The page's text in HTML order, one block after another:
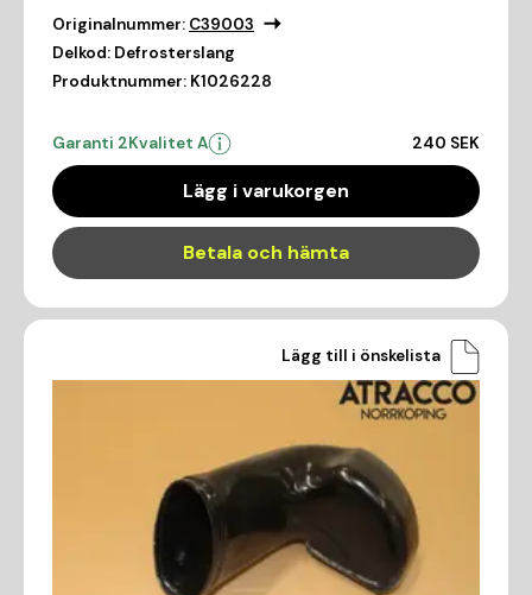
Originalnummer: C39003
Delkod: Defrosterslang
Produktnummer: K1026228
Garanti 2Kvalitet A 240 SEK
Lägg i varukorgen
Betala och hämta
Lägg till i önskelista